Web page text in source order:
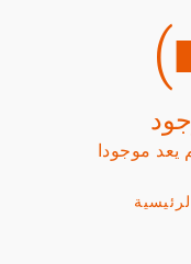
يعد موجودا